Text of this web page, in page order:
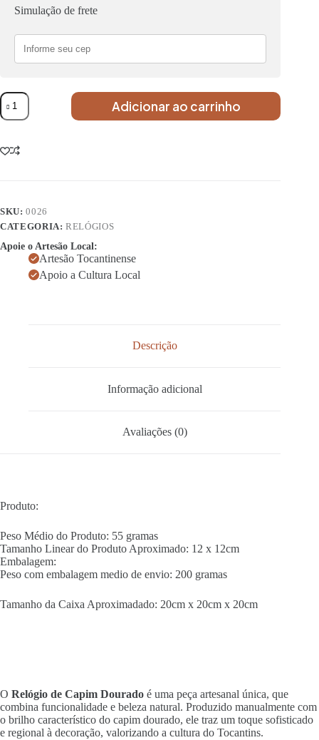
Simulação de frete
Adicionar ao carrinho
SKU:0026
CATEGORIA:RELÓGIOS
Apoie o Artesão Local:
Artesão Tocantinense
Apoio a Cultura Local
Descrição
Informação adicional
Avaliações (0)
Produto:
Peso Médio do Produto: 55 gramas
Tamanho Linear do Produto Aproximado: 12 x 12cm
Embalagem:
Peso com embalagem medio de envio: 200 gramas
Tamanho da Caixa Aproximadado: 20cm x 20cm x 20cm
O Relógio de Capim Dourado é uma peça artesanal única, que
combina funcionalidade e beleza natural. Produzido manualmente com
o brilho característico do capim dourado, ele traz um toque sofisticado
e regional à decoração, valorizando a cultura do Tocantins.